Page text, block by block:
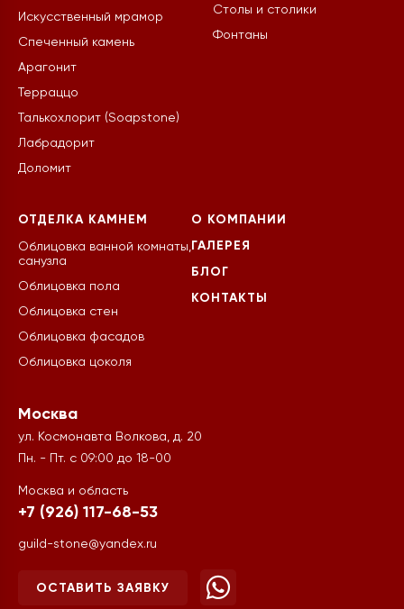
Искусственный мрамор
Спеченный камень
Арагонит
Терраццо
Талькохлорит (Soapstone)
Лабрадорит
Доломит
Столы и столики
Фонтаны
ОТДЕЛКА КАМНЕМ
Облицовка ванной комнаты,
санузла
Облицовка пола
Облицовка стен
Облицовка фасадов
Облицовка цоколя
О КОМПАНИИ
ГАЛЕРЕЯ
БЛОГ
КОНТАКТЫ
Москва
ул. Космонавта Волкова, д. 20
Пн. - Пт. с 09:00 до 18-00
Москва и область
+7 (926) 117-68-53
guild-stone@yandex.ru
ОСТАВИТЬ ЗАЯВКУ